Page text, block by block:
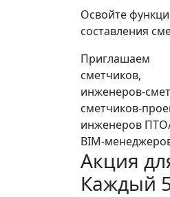
Освойте
составления
Приглашаем
сметчиков,
инженеров
Акция
Каждый